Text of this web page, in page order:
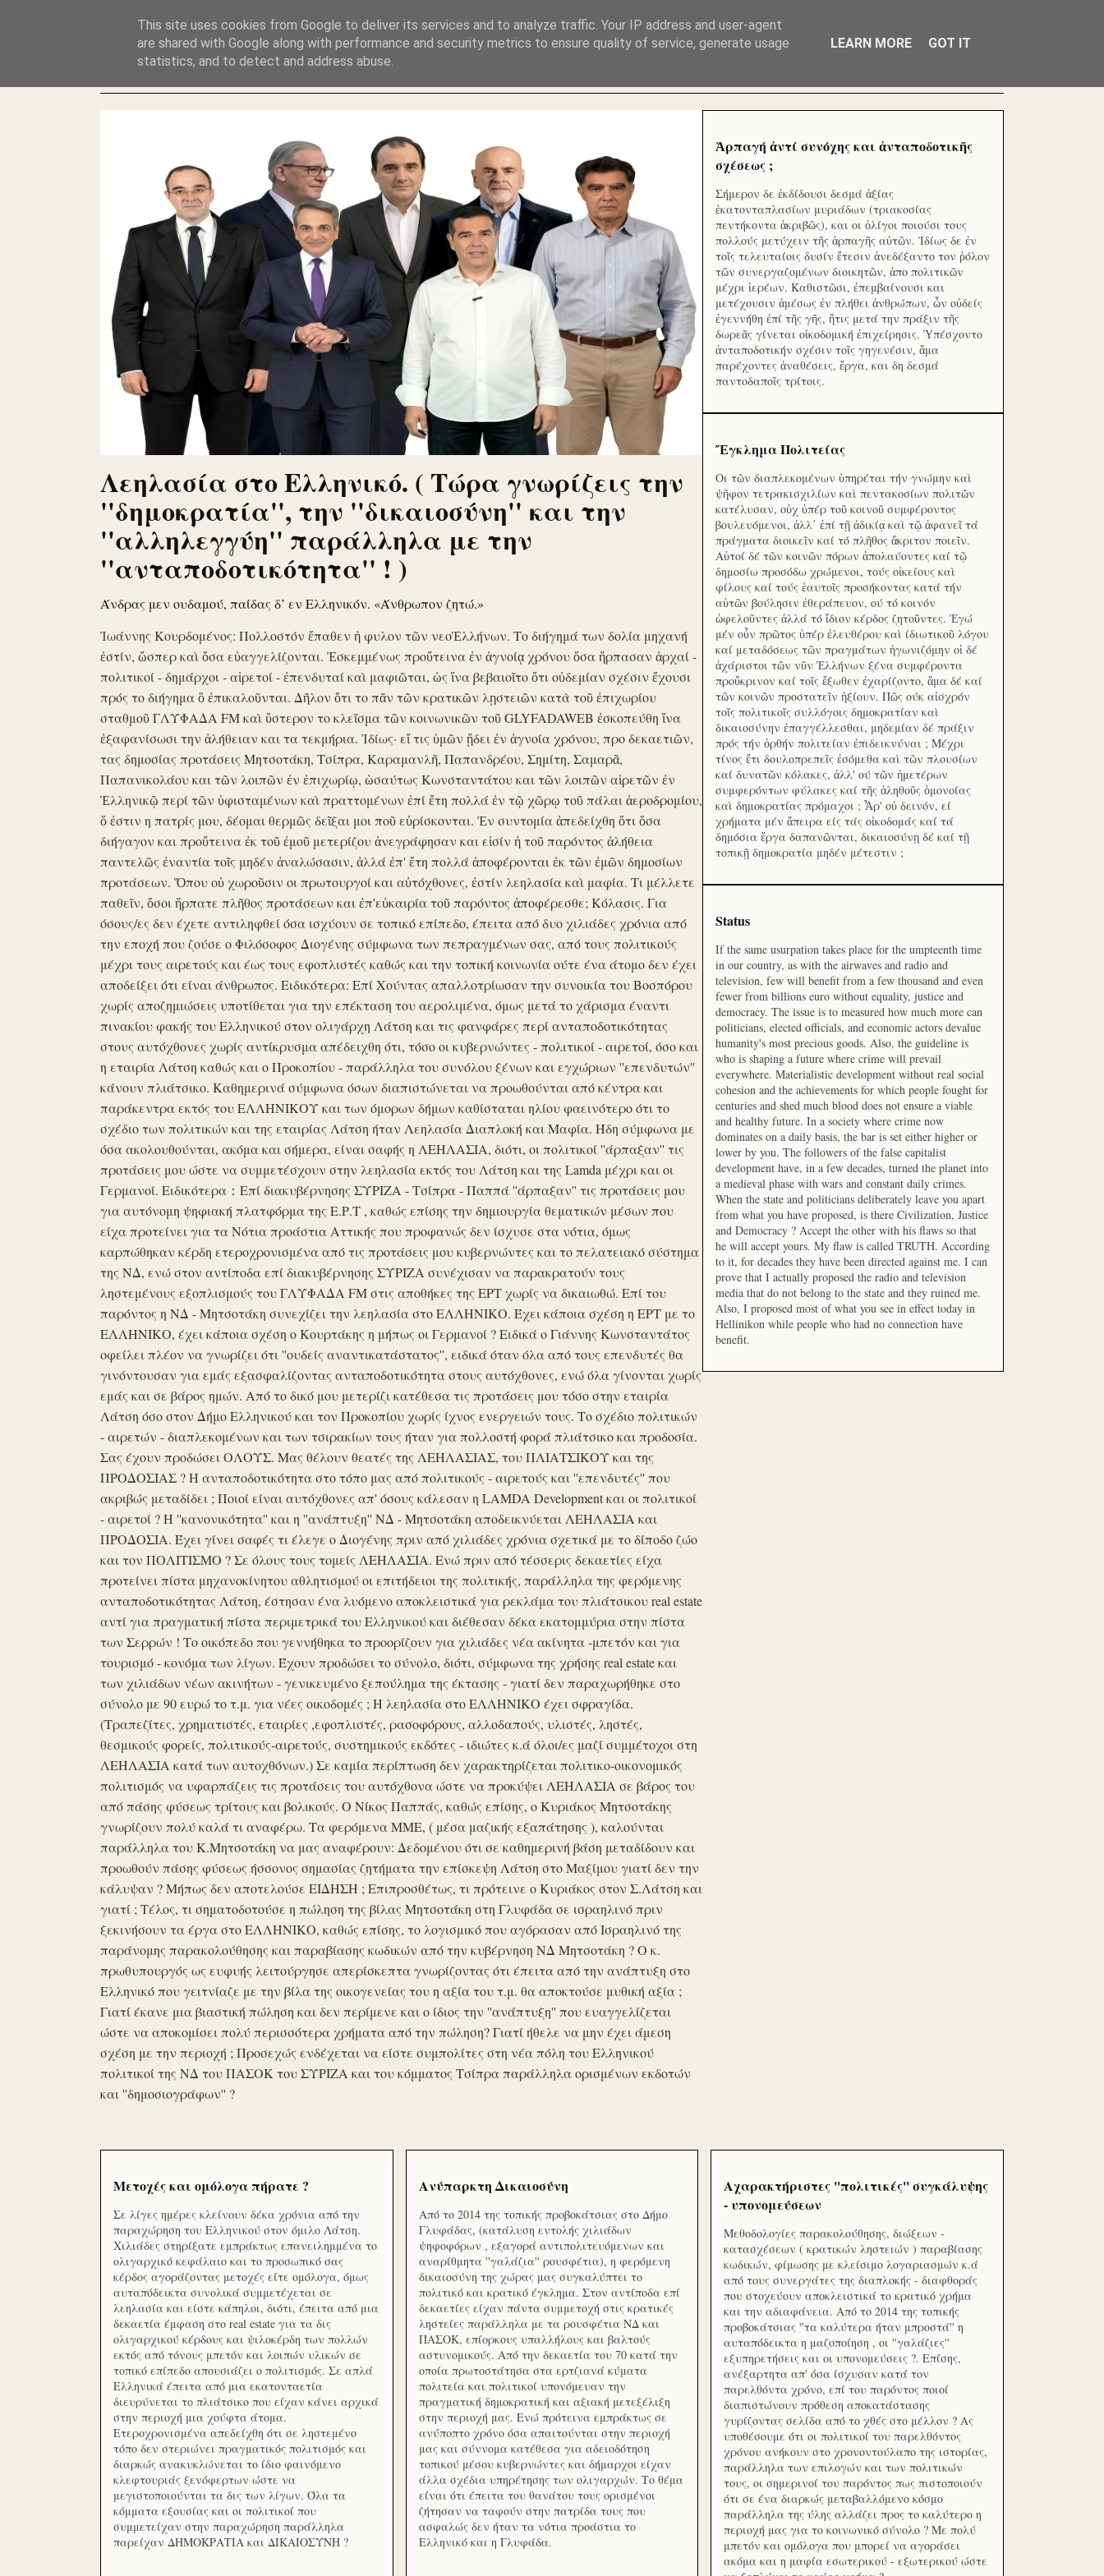
ΛΕΗΛΑΣΙΑ ΚΑΙ ΕΓΚΛΗΜΑ ?
Λεηλασία στο Ελληνικό. ( Τώρα γνωρίζεις την
''δημοκρατία'', την ''δικαιοσύνη'' και την
''αλληλεγγύη'' παράλληλα με την
''ανταποδοτικότητα'' ! )
Άνδρας μεν ουδαμού, παίδας δ’ εν Ελληνικόν. «Άνθρωπον ζητώ.»
Ἰωάννης Κουρδομένος: Πολλοστόν ἔπαθεν ἡ φυλον τῶν νεοἙλλήνων. Το διήγημά των δολία μηχανή
ἐστίν, ὥσπερ καὶ ὅσα εὐαγγελίζονται. Ἐσκεμμένως προὔτεινα ἐν ἀγνοίᾳ χρόνου ὅσα ἥρπασαν ἀρχαί -
πολιτικοί - δημάρχοι - αἱρετοί - ἐπενδυταί καὶ μαφιῶται, ὡς ἵνα βεβαιοῖτο ὅτι οὐδεμίαν σχέσιν ἔχουσι
πρός το διήγημα ὃ ἐπικαλοῦνται. Δῆλον ὅτι το πᾶν τῶν κρατικῶν λῃστειῶν κατὰ τοῦ ἐπιχωρίου
σταθμοῦ ΓΛΥΦΑΔΑ FM καὶ ὕστερον το κλεῖσμα τῶν κοινωνικῶν τοῦ GLYFADAWEB ἐσκοπεύθη ἵνα
ἐξαφανίσωσι την ἀλήθειαν και τα τεκμήρια. Ἰδίως· εἴ τις ὑμῶν ᾔδει ἐν ἀγνοία χρόνου, προ δεκαετιῶν,
τας δημοσίας προτάσεις Μητσοτάκη, Τσίπρα, Καραμανλῆ, Παπανδρέου, Σημίτη, Σαμαρᾶ,
Παπανικολάου και τῶν λοιπῶν ἐν ἐπιχωρίῳ, ὡσαύτως Κωνσταντάτου και τῶν λοιπῶν αἱρετῶν ἐν
Ἑλληνικῷ περί τῶν ὑφισταμένων καὶ πραττομένων ἐπί ἔτη πολλά ἐν τῷ χῶρῳ τοῦ πάλαι ἀεροδρομίου,
ὅ ἐστιν η πατρίς μου, δέομαι θερμῶς δεῖξαι μοι ποῦ εὑρίσκονται. Ἐν συντομία ἀπεδείχθη ὅτι ὅσα
διήγαγον και προὔτεινα ἐκ τοῦ ἐμοῦ μετερίζου ἀνεγράφησαν και εἰσίν ἡ τοῦ παρόντος ἀλήθεια
παντελῶς ἐναντία τοῖς μηδέν ἀναλώσασιν, ἀλλά ἐπ' ἔτη πολλά ἀποφέρονται ἐκ τῶν ἐμῶν δημοσίων
προτάσεων. Ὅπου οὐ χωροῦσιν οι πρωτουργοί και αὐτόχθονες, ἐστίν λεηλασία καὶ μαφία. Τι μέλλετε
παθεῖν, ὅσοι ἥρπατε πλῆθος προτάσεων και ἐπ'εὐκαιρία τοῦ παρόντος ἀποφέρεσθε; Κόλασις. Για
όσους/ες δεν έχετε αντιληφθεί όσα ισχύουν σε τοπικό επίπεδο, έπειτα από δυο χιλιάδες χρόνια από
την εποχή που ζούσε ο Φιλόσοφος Διογένης σύμφωνα των πεπραγμένων σας, από τους πολιτικούς
μέχρι τους αιρετούς και έως τους εφοπλιστές καθώς και την τοπική κοινωνία ούτε ένα άτομο δεν έχει
αποδείξει ότι είναι άνθρωπος. Ειδικότερα: Επί Χούντας απαλλοτρίωσαν την συνοικία του Βοσπόρου
χωρίς αποζημιώσεις υποτίθεται για την επέκταση του αερολιμένα, όμως μετά το χάρισμα έναντι
πινακίου φακής του Ελληνικού στον ολιγάρχη Λάτση και τις φανφάρες περί ανταποδοτικότητας
στους αυτόχθονες χωρίς αντίκρυσμα απέδειχθη ότι, τόσο οι κυβερνώντες - πολιτικοί - αιρετοί, όσο και
η εταιρία Λάτση καθώς και ο Προκοπίου - παράλληλα του συνόλου ξένων και εγχώριων ''επενδυτών''
κάνουν πλιάτσικο. Καθημερινά σύμφωνα όσων διαπιστώνεται να προωθούνται από κέντρα και
παράκεντρα εκτός του ΕΛΛΗΝΙΚΟΥ και των όμορων δήμων καθίσταται ηλίου φαεινότερο ότι το
σχέδιο των πολιτικών και της εταιρίας Λάτση ήταν Λεηλασία Διαπλοκή και Μαφία. Ήδη σύμφωνα με
όσα ακολουθούνται, ακόμα και σήμερα, είναι σαφής η ΛΕΗΛΑΣΙΑ, διότι, οι πολιτικοί ''άρπαξαν'' τις
προτάσεις μου ώστε να συμμετέσχουν στην λεηλασία εκτός του Λάτση και της Lamda μέχρι και οι
Γερμανοί. Ειδικότερα：Επί διακυβέρνησης ΣΥΡΙΖΑ - Τσίπρα - Παππά ''άρπαξαν'' τις προτάσεις μου
για αυτόνομη ψηφιακή πλατφόρμα της Ε.Ρ.Τ , καθώς επίσης την δημιουργία θεματικών μέσων που
είχα προτείνει για τα Νότια προάστια Αττικής που προφανώς δεν ίσχυσε στα νότια, όμως
καρπώθηκαν κέρδη ετεροχρονισμένα από τις προτάσεις μου κυβερνώντες και το πελατειακό σύστημα
της ΝΔ, ενώ στον αντίποδα επί διακυβέρνησης ΣΥΡΙΖΑ συνέχισαν να παρακρατούν τους
ληστεμένους εξοπλισμούς του ΓΛΥΦΑΔΑ FM στις αποθήκες της ΕΡΤ χωρίς να δικαιωθώ. Επί του
παρόντος η ΝΔ - Μητσοτάκη συνεχίζει την λεηλασία στο ΕΛΛΗΝΙΚΟ. Έχει κάποια σχέση η ΕΡΤ με το
ΕΛΛΗΝΙΚΟ, έχει κάποια σχέση ο Κουρτάκης η μήπως οι Γερμανοί ? Ειδικά ο Γιάννης Κωνσταντάτος
οφείλει πλέον να γνωρίζει ότι ''ουδείς αναντικατάστατος'', ειδικά όταν όλα από τους επενδυτές θα
γινόντουσαν για εμάς εξασφαλίζοντας ανταποδοτικότητα στους αυτόχθονες, ενώ όλα γίνονται χωρίς
εμάς και σε βάρος ημών. Από το δικό μου μετερίζι κατέθεσα τις προτάσεις μου τόσο στην εταιρία
Λάτση όσο στον Δήμο Ελληνικού και τον Προκοπίου χωρίς ίχνος ενεργειών τους. Το σχέδιο πολιτικών
- αιρετών - διαπλεκομένων και των τσιρακίων τους ήταν για πολλοστή φορά πλιάτσικο και προδοσία.
Σας έχουν προδώσει ΟΛΟΥΣ. Μας θέλουν θεατές της ΛΕΗΛΑΣΙΑΣ, του ΠΛΙΑΤΣΙΚΟΥ και της
ΠΡΟΔΟΣΙΑΣ ? Η ανταποδοτικότητα στο τόπο μας από πολιτικούς - αιρετούς και ''επενδυτές'' που
ακριβώς μεταδίδει ; Ποιοί είναι αυτόχθονες απ' όσους κάλεσαν η LAMDA Development και οι πολιτικοί
- αιρετοί ? Η ''κανονικότητα'' και η ''ανάπτυξη'' ΝΔ - Μητσοτάκη αποδεικνύεται ΛΕΗΛΑΣΙΑ και
ΠΡΟΔΟΣΙΑ. Έχει γίνει σαφές τι έλεγε ο Διογένης πριν από χιλιάδες χρόνια σχετικά με το δίποδο ζώο
και τον ΠΟΛΙΤΙΣΜΟ ? Σε όλους τους τομείς ΛΕΗΛΑΣΙΑ. Ενώ πριν από τέσσερις δεκαετίες είχα
προτείνει πίστα μηχανοκίνητου αθλητισμού οι επιτήδειοι της πολιτικής, παράλληλα της φερόμενης
ανταποδοτικότητας Λάτση, έστησαν ένα λυόμενο αποκλειστικά για ρεκλάμα του πλιάτσικου real estate
αντί για πραγματική πίστα περιμετρικά του Ελληνικού και διέθεσαν δέκα εκατομμύρια στην πίστα
των Σερρών ! Το οικόπεδο που γεννήθηκα το προορίζουν για χιλιάδες νέα ακίνητα -μπετόν και για
τουρισμό - κονόμα των λίγων. Έχουν προδώσει το σύνολο, διότι, σύμφωνα της χρήσης real estate και
των χιλιάδων νέων ακινήτων - γενικευμένο ξεπούλημα της έκτασης - γιατί δεν παραχωρήθηκε στο
σύνολο με 90 ευρώ το τ.μ. για νέες οικοδομές ; Η λεηλασία στο ΕΛΛΗΝΙΚΟ έχει σφραγίδα.
(Τραπεζίτες, χρηματιστές, εταιρίες ,εφοπλιστές, ρασοφόρους, αλλοδαπούς, υλιστές, ληστές,
θεσμικούς φορείς, πολιτικούς-αιρετούς, συστημικούς εκδότες - ιδιώτες κ.ά όλοι/ες μαζί συμμέτοχοι στη
ΛΕΗΛΑΣΙΑ κατά των αυτοχθόνων.) Σε καμία περίπτωση δεν χαρακτηρίζεται πολιτικο-οικονομικός
πολιτισμός να υφαρπάζεις τις προτάσεις του αυτόχθονα ώστε να προκύψει ΛΕΗΛΑΣΙΑ σε βάρος του
από πάσης φύσεως τρίτους και βολικούς. Ο Νίκος Παππάς, καθώς επίσης, ο Κυριάκος Μητσοτάκης
γνωρίζουν πολύ καλά τι αναφέρω. Τα φερόμενα ΜΜΕ, ( μέσα μαζικής εξαπάτησης ), καλούνται
παράλληλα του Κ.Μητσοτάκη να μας αναφέρουν: Δεδομένου ότι σε καθημερινή βάση μεταδίδουν και
προωθούν πάσης φύσεως ήσσονος σημασίας ζητήματα την επίσκεψη Λάτση στο Μαξίμου γιατί δεν την
κάλυψαν ? Μήπως δεν αποτελούσε ΕΙΔΗΣΗ ; Επιπροσθέτως, τι πρότεινε ο Κυριάκος στον Σ.Λάτση και
γιατί ; Τέλος, τι σηματοδοτούσε η πώληση της βίλας Μητσοτάκη στη Γλυφάδα σε ισραηλινό πριν
ξεκινήσουν τα έργα στο ΕΛΛΗΝΙΚΟ, καθώς επίσης, το λογισμικό που αγόρασαν από Ισραηλινό της
παράνομης παρακολούθησης και παραβίασης κωδικών από την κυβέρνηση ΝΔ Μητσοτάκη ? Ο κ.
πρωθυπουργός ως ευφυής λειτούργησε απερίσκεπτα γνωρίζοντας ότι έπειτα από την ανάπτυξη στο
Ελληνικό που γειτνίαζε με την βίλα της οικογενείας του η αξία του τ.μ. θα αποκτούσε μυθική αξία ;
Γιατί έκανε μια βιαστική πώληση και δεν περίμενε και ο ίδιος την ''ανάπτυξη'' που ευαγγελίζεται
ώστε να αποκομίσει πολύ περισσότερα χρήματα από την πώληση? Γιατί ήθελε να μην έχει άμεση
σχέση με την περιοχή ; Προσεχώς ενδέχεται να είστε συμπολίτες στη νέα πόλη του Ελληνικού
πολιτικοί της ΝΔ του ΠΑΣΟΚ του ΣΥΡΙΖΑ και του κόμματος Τσίπρα παράλληλα ορισμένων εκδοτών
και ''δημοσιογράφων'' ?
Ἁρπαγή ἀντί συνόχης και ἀνταποδοτικῆς
σχέσεως ;
Σήμερον δε ἐκδίδουσι δεσμά ἀξίας
ἑκατονταπλασίων μυριάδων (τριακοσίας
πεντήκοντα ἀκριβῶς), και οι ὀλίγοι ποιούσι τους
πολλούς μετύχειν τῆς ἁρπαγῆς αὐτῶν. Ἰδίως δε ἐν
τοῖς τελευταίοις δυσίν ἔτεσιν ἀνεδέξαντο τον ῥόλον
τῶν συνεργαζομένων διοικητῶν, ἀπο πολιτικῶν
μέχρι ἱερέων. Καθιστῶσι, ἐπεμβαίνουσι και
μετέχουσιν ἀμέσως ἐν πλήθει ἀνθρώπων, ὧν οὐδείς
ἐγεννήθη ἐπί τῆς γῆς, ἥτις μετά την πράξιν τῆς
δωρεᾶς γίνεται οἰκοδομική ἐπιχείρησις. Ὑπέσχοντο
ἀνταποδοτικήν σχέσιν τοῖς γηγενέσιν, ἅμα
παρέχοντες ἀναθέσεις, ἔργα, και δη δεσμά
παντοδαποῖς τρίτοις.
Ἔγκλημα Πολιτείας
Οι τῶν διαπλεκομένων ὑπηρέται τήν γνώμην καὶ
ψῆφον τετρακισχιλίων καὶ πεντακοσίων πολιτῶν
κατέλυσαν, οὐχ ὑπέρ τοῦ κοινοῦ συμφέροντος
βουλευόμενοι, ἀλλ᾽ ἐπί τῇ ἀδικίᾳ καὶ τῷ ἀφανεῖ τά
πράγματα διοικεῖν καί τό πλῆθος ἄκριτον ποιεῖν.
Αὐτοί δέ τῶν κοινῶν πόρων ἀπολαύοντες καί τῷ
δημοσίω προσόδω χρώμενοι, τούς οἰκείους καὶ
φίλους καί τούς ἑαυτοῖς προσήκοντας κατά τήν
αὑτῶν βούλησιν ἐθεράπευον, ού τό κοινόν
ὠφελοῦντες ἀλλά τό ἴδιον κέρδος ζητοῦντες. Ἐγώ
μέν οὖν πρῶτος ὑπέρ ἐλευθέρου καὶ ίδιωτικοῦ λόγου
καί μεταδόσεως τῶν πραγμάτων ἠγωνιζόμην οἱ δέ
ἀχάριστοι τῶν νῦν Ἑλλήνων ξένα συμφέροντα
προὔκρινον καί τοῖς ἔξωθεν ἐχαρίζοντο, ἅμα δέ καί
τῶν κοινῶν προστατεῖν ἠξίουν. Πῶς ούκ αἰσχρόν
τοῖς πολιτικοῖς συλλόγοις δημοκρατίαν καὶ
δικαιοσύνην ἐπαγγέλλεσθαι, μηδεμίαν δέ πράξιν
πρός τήν ὀρθήν πολιτείαν ἐπιδεικνύναι ; Μέχρι
τίνος ἔτι δουλοπρεπεῖς ἐσόμεθα καὶ τῶν πλουσίων
καί δυνατῶν κόλακες, ἀλλ' ού τῶν ἡμετέρων
συμφερόντων φύλακες καί τῆς ἀληθοῦς ὁμονοίας
καὶ δημοκρατίας πρόμαχοι ; Ἆρ' οὐ δεινόν, εί
χρήματα μέν ἄπειρα είς τάς οἰκοδομάς καί τά
δημόσια ἔργα δαπανῶνται, δικαιοσύνῃ δέ καί τῇ
τοπικῇ δημοκρατία μηδέν μέτεστιν ;
Status
If the same usurpation takes place for the umpteenth time
in our country, as with the airwaves and radio and
television, few will benefit from a few thousand and even
fewer from billions euro without equality, justice and
democracy. The issue is to measured how much more can
politicians, elected officials, and economic actors devalue
humanity's most precious goods. Also, the guideline is
who is shaping a future where crime will prevail
everywhere. Materialistic development without real social
cohesion and the achievements for which people fought for
centuries and shed much blood does not ensure a viable
and healthy future. In a society where crime now
dominates on a daily basis, the bar is set either higher or
lower by you. The followers of the false capitalist
development have, in a few decades, turned the planet into
a medieval phase with wars and constant daily crimes.
When the state and politicians deliberately leave you apart
from what you have proposed, is there Civilization, Justice
and Democracy ? Accept the other with his flaws so that
he will accept yours. My flaw is called TRUTH. According
to it, for decades they have been directed against me. I can
prove that I actually proposed the radio and television
media that do not belong to the state and they ruined me.
Also, I proposed most of what you see in effect today in
Hellinikon while people who had no connection have
benefit.
Μετοχές και ομόλογα πήρατε ?
Σε λίγες ημέρες κλείνουν δέκα χρόνια από την
παραχώρηση του Ελληνικού στον όμιλο Λάτση.
Χιλιάδες στηρίξατε εμπράκτως επανειλημμένα το
ολιγαρχικό κεφάλαιο και το προσωπικό σας
κέρδος αγοράζοντας μετοχές είτε ομόλογα, όμως
αυταπόδεικτα συνολικά συμμετέχεται σε
λεηλασία και είστε κάπηλοι, διότι, έπειτα από μια
δεκαετία έμφαση στο real estate για τα δις
ολιγαρχικού κέρδους και ψιλοκέρδη των πολλών
εκτός από τόνους μπετόν και λοιπών υλικών σε
τοπικό επίπεδο απουσιάζει ο πολιτισμός. Σε απλά
Ελληνικά έπειτα από μια εκατονταετία
διευρύνεται το πλιάτσικο που είχαν κάνει αρχικά
στην περιοχή μια χούφτα άτομα.
Ετεροχρονισμένα απεδείχθη ότι σε ληστεμένο
τόπο δεν στεριώνει πραγματικός πολιτισμός και
διαρκώς ανακυκλώνεται το ίδιο φαινόμενο
κλεφτουριάς ξενόφερτων ώστε να
μεγιστοποιούνται τα δις των λίγων. Όλα τα
κόμματα εξουσίας και οι πολιτικοί που
συμμετείχαν στην παραχώρηση παράλληλα
παρείχαν ΔΗΜΟΚΡΑΤΙΑ και ΔΙΚΑΙΟΣΥΝΗ ?
Ανύπαρκτη Δικαιοσύνη
Από το 2014 της τοπικής προβοκάτσιας στο Δήμο
Γλυφάδας, (κατάλυση εντολής χιλιάδων
ψηφοφόρων , εξαγορά αντιπολιτευόμενων και
αναρίθμητα ''γαλάζια'' ρουσφέτια), η φερόμενη
δικαιοσύνη της χώρας μας συγκαλύπτει το
πολιτικό και κρατικό έγκλημα. Στον αντίποδα επί
δεκαετίες είχαν πάντα συμμετοχή στις κρατικές
ληστείες παράλληλα με τα ρουσφέτια ΝΔ και
ΠΑΣΟΚ, επίορκους υπαλλήλους και βαλτούς
αστυνομικούς. Από την δεκαετία του 70 κατά την
οποία πρωτοστάτησα στα ερτζιανά κύματα
πολιτεία και πολιτικοί υπονόμευαν την
πραγματική δημοκρατική και αξιακή μετεξέλιξη
στην περιοχή μας. Ενώ πρότεινα εμπράκτως σε
ανύποπτο χρόνο όσα απαιτούνται στην περιοχή
μας και σύννομα κατέθεσα για αδειοδότηση
τοπικού μέσου κυβερνώντες και δήμαρχοι είχαν
άλλα σχέδια υπηρέτησης των ολιγαρχών. Το θέμα
είναι ότι έπειτα του θανάτου τους ορισμένοι
ζήτησαν να ταφούν στην πατρίδα τους που
ασφαλώς δεν ήταν τα νότια προάστια το
Ελληνικό και η Γλυφάδα.
Αχαρακτήριστες ''πολιτικές'' συγκάλυψης
- υπονομεύσεων
Μεθοδολογίες παρακολούθησης, διώξεων -
κατασχέσεων ( κρατικών ληστειών ) παραβίασης
κωδικών, φίμωσης με κλείσιμο λογαριασμών κ.ά
από τους συνεργάτες της διαπλοκής - διαφθοράς
που στοχεύουν αποκλειστικά το κρατικό χρήμα
και την αδιαφάνεια. Από το 2014 της τοπικής
προβοκάτσιας ''τα καλύτερα ήταν μπροστά'' η
αυταπόδεικτα η μαζοποίηση , οι ''γαλάζιες''
εξυπηρετήσεις και οι υπονομεύσεις ?. Επίσης,
ανέξαρτητα απ' όσα ίσχυσαν κατά τον
παρελθόντα χρόνο, επί του παρόντος ποιοί
διαπιστώνουν πρόθεση αποκατάστασης
γυρίζοντας σελίδα από το χθές στο μέλλον ? Ας
υποθέσουμε ότι οι πολιτικοί του παρελθόντος
χρόνου ανήκουν στο χρονοντούλαπο της ιστορίας,
παράλληλα των επιλογών και των πολιτικών
τους, οι σημερινοί του παρόντος πως πιστοποιούν
ότι σε ένα διαρκώς μεταβαλλόμενο κόσμο
παράλληλα της ύλης αλλάζει προς το καλύτερο η
περιοχή μας για το κοινωνικό σύνολο ? Με πολύ
μπετόν και ομόλογα που μπορεί να αγοράσει
ακόμα και η μαφία εσωτερικού - εξωτερικού ώστε
This site uses cookies from Google to deliver its services and to analyze traffic. Your IP address and user-agent
are shared with Google along with performance and security metrics to ensure quality of service, generate usage
statistics, and to detect and address abuse.
LEARN MORE GOT IT